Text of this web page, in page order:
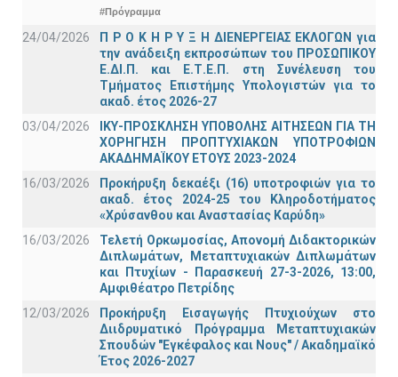
#Πρόγραμμα
24/04/2026
Π Ρ Ο Κ Η Ρ Υ Ξ Η ΔΙΕΝΕΡΓΕΙΑΣ ΕΚΛΟΓΩΝ για
την ανάδειξη εκπροσώπων του ΠΡΟΣΩΠΙΚΟΥ
Ε.ΔΙ.Π. και Ε.Τ.Ε.Π. στη Συνέλευση του
Τμήματος Επιστήμης Υπολογιστών για το
ακαδ. έτος 2026-27
03/04/2026
ΙΚΥ-ΠΡΟΣΚΛΗΣΗ ΥΠΟΒΟΛΗΣ ΑΙΤΗΣΕΩΝ ΓΙΑ ΤΗ
ΧΟΡΗΓΗΣΗ ΠΡΟΠΤΥΧΙΑΚΩΝ ΥΠΟΤΡΟΦΙΩΝ
ΑΚΑΔΗΜΑΪΚΟΥ ΕΤΟΥΣ 2023-2024
16/03/2026
Προκήρυξη δεκαέξι (16) υποτροφιών για το
ακαδ. έτος 2024-25 του Κληροδοτήματος
«Χρύσανθου και Αναστασίας Καρύδη»
16/03/2026
Τελετή Ορκωμοσίας, Απονομή Διδακτορικών
Διπλωμάτων, Μεταπτυχιακών Διπλωμάτων
και Πτυχίων - Παρασκευή 27-3-2026, 13:00,
Αμφιθέατρο Πετρίδης
12/03/2026
Προκήρυξη Εισαγωγής Πτυχιούχων στο
Διιδρυματικό Πρόγραμμα Μεταπτυχιακών
Σπουδών "Εγκέφαλος και Νους" / Ακαδημαϊκό
Έτος 2026-2027